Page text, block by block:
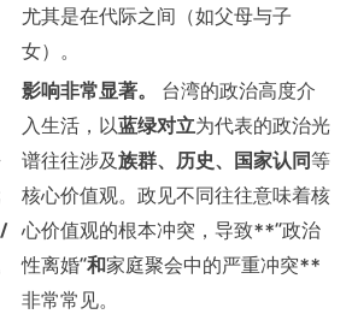
尤其是在代际之间（如父母与子
女）。
影响非常显著。
台湾的政治高度介
入生活，以蓝绿对立为代表的政治光
谱往往涉及族群、历史、国家认同等
核心价值观。政见不同往往意味着核
心价值观的根本冲突，导致**“政治
性离婚”和家庭聚会中的严重冲突**
非常常见。